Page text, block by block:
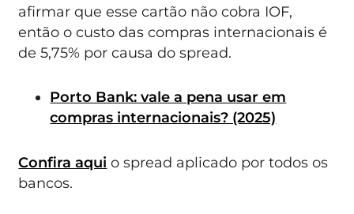
afirmar que esse cartão não cobra IOF,
então o custo das compras internacionais é
de 5,75% por causa do spread.
Porto Bank: vale a pena usar em
compras internacionais? (2025)
Confira aqui o spread aplicado por todos os
bancos.